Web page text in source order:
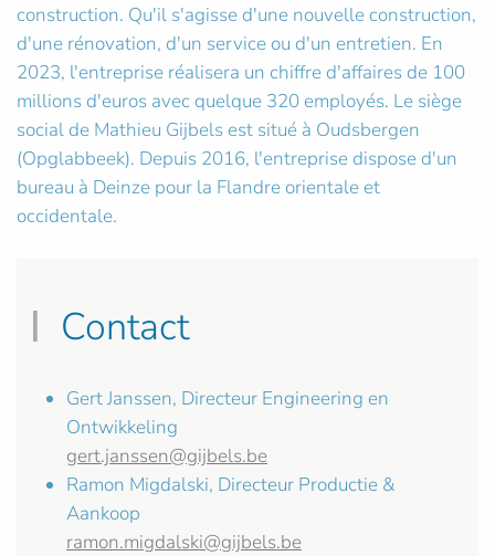
construction. Qu'il s'agisse d'une nouvelle construction,
d'une rénovation, d'un service ou d'un entretien. En
2023, l'entreprise réalisera un chiffre d'affaires de 100
millions d'euros avec quelque 320 employés. Le siège
social de Mathieu Gijbels est situé à Oudsbergen
(Opglabbeek). Depuis 2016, l'entreprise dispose d'un
bureau à Deinze pour la Flandre orientale et
occidentale.
Contact
Gert Janssen, Directeur Engineering en
Ontwikkeling
gert.janssen@gijbels.be
Ramon Migdalski, Directeur Productie &
Aankoop
ramon.migdalski@gijbels.be